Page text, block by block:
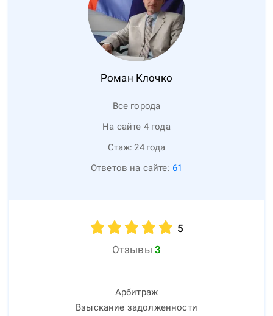
Роман Клочко
Все города
На сайте 4 года
Стаж: 24 года
Ответов на сайте: 61
5
Отзывы 3
Арбитраж
Взыскание задолженности